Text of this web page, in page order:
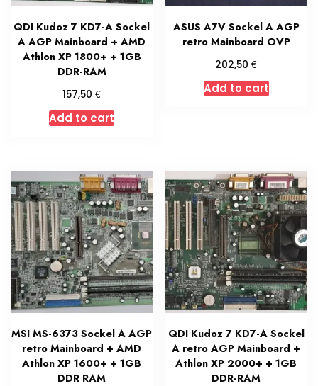
QDI Kudoz 7 KD7-A Sockel
A AGP Mainboard + AMD
Athlon XP 1800+ + 1GB
DDR-RAM
157,50€
Add to cart
ASUS A7V Sockel A AGP
retro Mainboard OVP
202,50€
Add to cart
MSI MS-6373 Sockel A AGP
retro Mainboard + AMD
Athlon XP 1600+ + 1GB
DDR RAM
QDI Kudoz 7 KD7-A Sockel
A retro AGP Mainboard +
Athlon XP 2000+ + 1GB
DDR-RAM